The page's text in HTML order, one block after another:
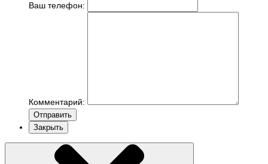
Ваш телефон:
Комментарий:
Отправить
Закрыть